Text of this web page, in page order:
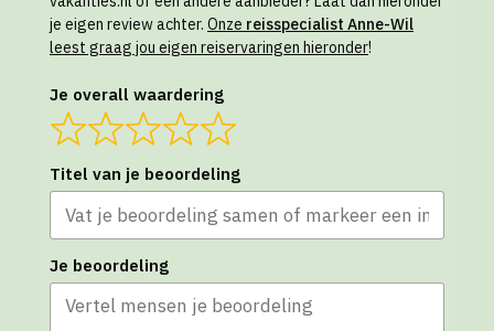
je eigen review achter. Onze reisspecialist Anne-Wil
leest graag jou eigen reiservaringen hieronder!
Je overall waardering
Titel van je beoordeling
Je beoordeling